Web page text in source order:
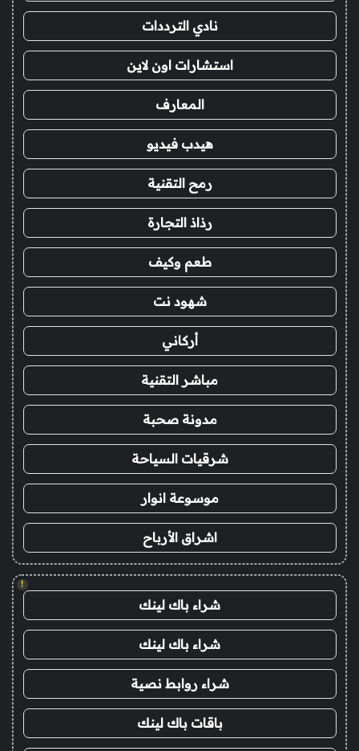
نادي الترددات
استشارات اون لاين
المعارف
هيدب فيديو
رمح التقنية
رذاذ التجارة
طعم وكيف
شهود نت
أركاني
مباشر التقنية
مدونة صحبة
شرقيات السياحة
موسوعة انوار
اشراق الأرباح
!
شراء باك لينك
شراء باك لينك
شراء روابط نصية
باقات باك لينك